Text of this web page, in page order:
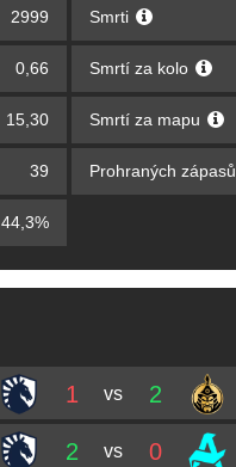
2999 Smrti
0,66 Smrtí za kolo
15,30 Smrtí za mapu
39 Prohraných zápasů
44,3%
1 vs 2
2 vs 0